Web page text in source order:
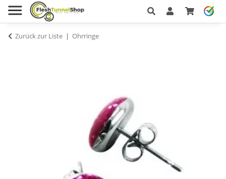
Zurück zur Liste Ohrringe